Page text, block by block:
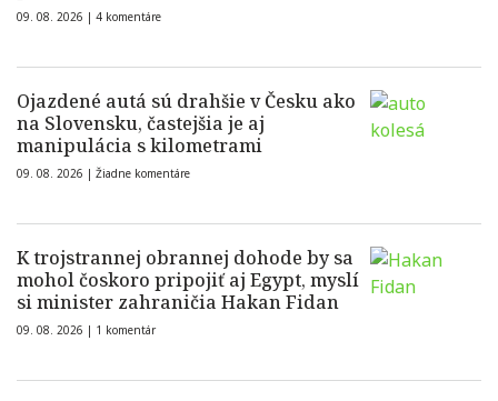
09. 08. 2026 | 4 komentáre
Ojazdené autá sú drahšie v Česku ako
na Slovensku, častejšia je aj
manipulácia s kilometrami
09. 08. 2026 | Žiadne komentáre
K trojstrannej obrannej dohode by sa
mohol čoskoro pripojiť aj Egypt, myslí
si minister zahraničia Hakan Fidan
09. 08. 2026 | 1 komentár